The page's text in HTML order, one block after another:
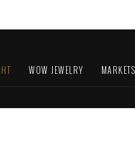
WOW JEWELRY MARKETS